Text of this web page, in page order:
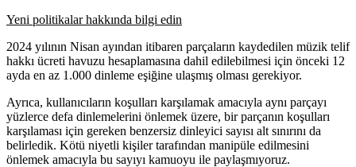
Yeni politikalar hakkında bilgi edin
2024 yılının Nisan ayından itibaren parçaların kaydedilen müzik telif
hakkı ücreti havuzu hesaplamasına dahil edilebilmesi için önceki 12
ayda en az 1.000 dinleme eşiğine ulaşmış olması gerekiyor.
Ayrıca, kullanıcıların koşulları karşılamak amacıyla aynı parçayı
yüzlerce defa dinlemelerini önlemek üzere, bir parçanın koşulları
karşılaması için gereken benzersiz dinleyici sayısı alt sınırını da
belirledik. Kötü niyetli kişiler tarafından manipüle edilmesini
önlemek amacıyla bu sayıyı kamuoyu ile paylaşmıyoruz.